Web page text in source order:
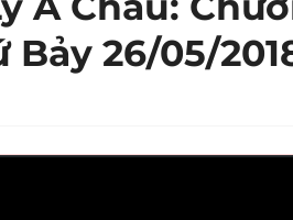
Bảy 26/05/